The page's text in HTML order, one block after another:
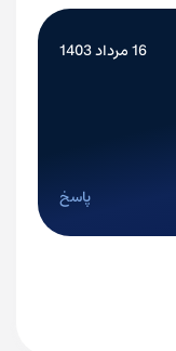
16 مرداد 1403
پاسخ